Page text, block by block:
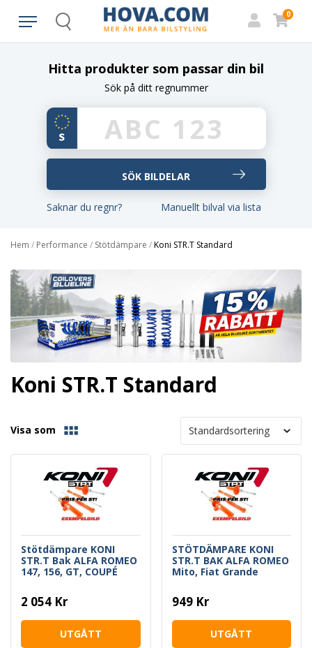
Search
0
Hitta produkter som passar din bil
Sök på ditt regnummer
Saknar du regnr? Manuellt bilval via lista
Hem / Performance / Stötdämpare /Koni STR.T Standard
Koni STR.T Standard
Visa som
Stötdämpare KONI
STR.T Bak ALFA ROMEO
147, 156, GT, COUPÉ
2 054 Kr
UTGÅTT
STÖTDÄMPARE KONI
STR.T BAK ALFA ROMEO
Mito, Fiat Grande
949 Kr
UTGÅTT